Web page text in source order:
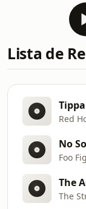
Lista de
Red
No
Foo
The
The